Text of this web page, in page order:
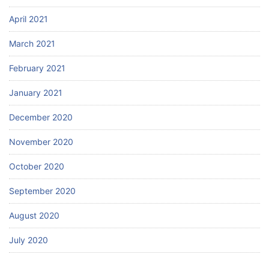
April 2021
March 2021
February 2021
January 2021
December 2020
November 2020
October 2020
September 2020
August 2020
July 2020